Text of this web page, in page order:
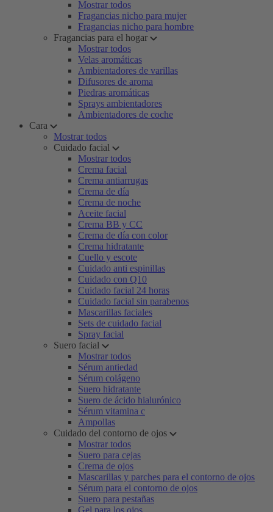
Mostrar todos
Fragancias nicho para mujer
Fragancias nicho para hombre
Fragancias para el hogar
Mostrar todos
Velas aromáticas
Ambientadores de varillas
Difusores de aroma
Piedras aromáticas
Sprays ambientadores
Ambientadores de coche
Cara
Mostrar todos
Cuidado facial
Mostrar todos
Crema facial
Crema antiarrugas
Crema de día
Crema de noche
Aceite facial
Crema BB y CC
Crema de día con color
Crema hidratante
Cuello y escote
Cuidado anti espinillas
Cuidado con Q10
Cuidado facial 24 horas
Cuidado facial sin parabenos
Mascarillas faciales
Sets de cuidado facial
Spray facial
Suero facial
Mostrar todos
Sérum antiedad
Sérum colágeno
Suero hidratante
Suero de ácido hialurónico
Sérum vitamina c
Ampollas
Cuidado del contorno de ojos
Mostrar todos
Suero para cejas
Crema de ojos
Mascarillas y parches para el contorno de ojos
Sérum para el contorno de ojos
Suero para pestañas
Gel para los ojos